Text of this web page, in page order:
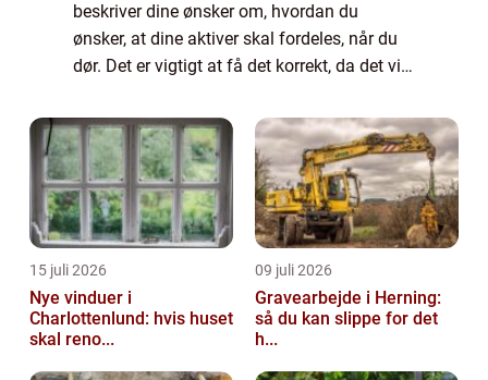
beskriver dine ønsker om, hvordan du
ønsker, at dine aktiver skal fordeles, når du
dør. Det er vigtigt at få det korrekt, da det vil
bliver behandlet, og hvem der får h...
15 juli 2026
Nye vinduer i
Charlottenlund: hvis huset
skal reno...
09 juli 2026
Gravearbejde i Herning:
så du kan slippe for det
h...